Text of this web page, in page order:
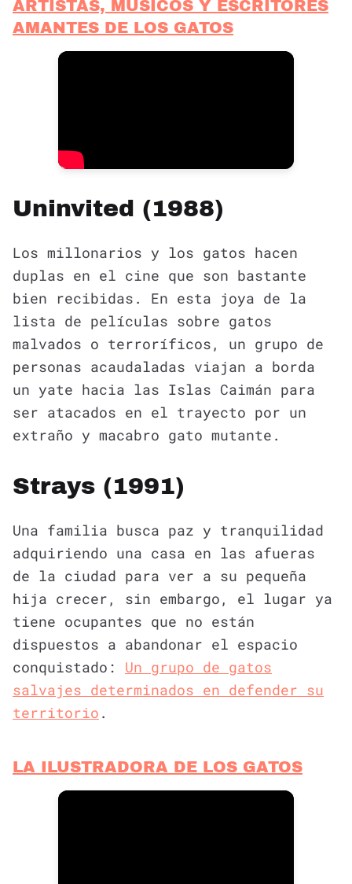
ARTISTAS, MÚSICOS Y ESCRITORES
AMANTES DE LOS GATOS
Uninvited (1988)
Los millonarios y los gatos hacen
duplas en el cine que son bastante
bien recibidas. En esta joya de la
lista de películas sobre gatos
malvados o terroríficos, un grupo de
personas acaudaladas viajan a borda
un yate hacia las Islas Caimán para
ser atacados en el trayecto por un
extraño y macabro gato mutante.
Strays (1991)
Una familia busca paz y tranquilidad
adquiriendo una casa en las afueras
de la ciudad para ver a su pequeña
hija crecer, sin embargo, el lugar ya
tiene ocupantes que no están
dispuestos a abandonar el espacio
conquistado: Un grupo de gatos
salvajes determinados en defender su
territorio .
LA ILUSTRADORA DE LOS GATOS